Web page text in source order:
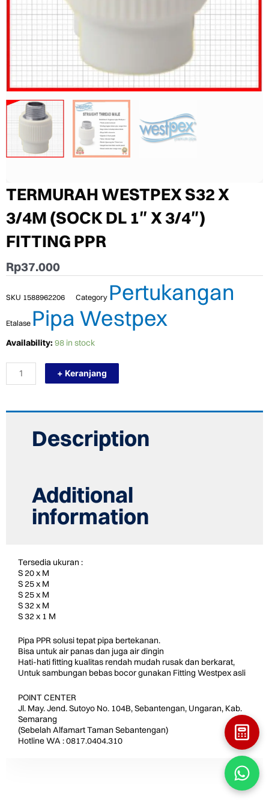
TERMURAH WESTPEX S32 X
3/4M (SOCK DL 1″ X 3/4″)
FITTING PPR
Rp37.000
SKU 1588962206 Category Pertukangan
Etalase Pipa Westpex
Availability: 98 in stock
TERMURAH
S32
3/4M
+ Keranjang
Description
Additional
information
Tersedia ukuran :
S 20 x M
S 25 x M
S 25 x M
S 32 x M
S 32 x 1 M
Pipa PPR solusi tepat pipa bertekanan.
Bisa untuk air panas dan juga air dingin
Hati-hati fitting kualitas rendah mudah rusak dan berkarat,
Untuk sambungan bebas bocor gunakan Fitting Westpex asli
POINT CENTER
Jl. May. Jend. Sutoyo No. 104B, Sebantengan, Ungaran, Kab.
Semarang
(Sebelah Alfamart Taman Sebantengan)
Hotline WA : 0817.0404.310